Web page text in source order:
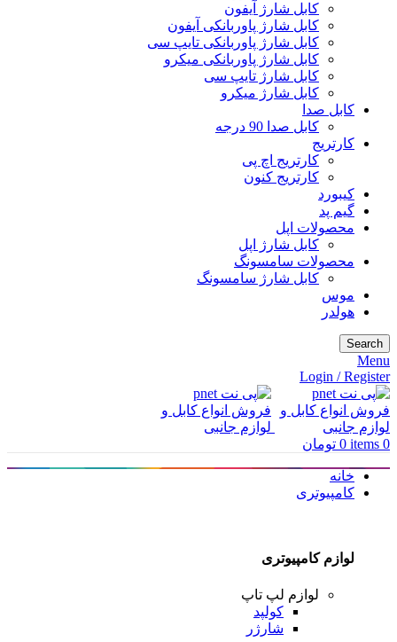
کابل شارژ آیفون
کابل شارژ پاوربانکی آیفون
کابل شارژ پاوربانکی تایپ سی
کابل شارژ پاوربانکی میکرو
کابل شارژ تایپ سی
کابل شارژ میکرو
کابل صدا
کابل صدا 90 درجه
کارتریج
کارتریج اچ پی
کارتریج کنون
کیبورد
گیم پد
محصولات اپل
کابل شارژ اپل
محصولات سامسونگ
کابل شارژ سامسونگ
موس
هولدر
Search
Menu
Login / Register
0
items
0 تومان
خانه
کامپیوتری
لوازم کامپیوتری
لوازم لپ تاپ
کولپد
شارژر